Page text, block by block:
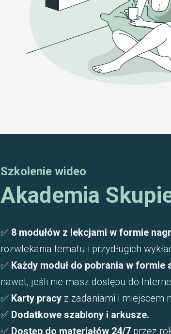
Szkolenie wideo
Akademia
✅ 8 modułów z lekcjami w formie
rozwlekania tematu i przydługich
✅ Każdy moduł do pobrania w formie
nawet, jeśli nie masz dostępu do
✅ Karty pracy z zadaniami i miejscem
✅ Dodatkowe szablony i arkusze.
✅ Dostęp do materiałów 24/7 przez